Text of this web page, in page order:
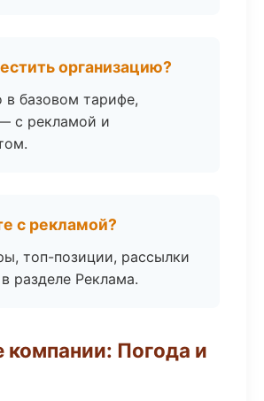
организацию?
в базовом тарифе,
с рекламой и
с рекламой?
топ-позиции, рассылки
разделе Реклама.
Погода и